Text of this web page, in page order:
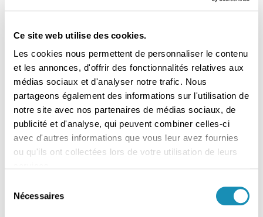
Ce site web utilise des cookies.
Les cookies nous permettent de personnaliser le contenu
et les annonces, d'offrir des fonctionnalités relatives aux
médias sociaux et d'analyser notre trafic. Nous
partageons également des informations sur l'utilisation de
notre site avec nos partenaires de médias sociaux, de
publicité et d'analyse, qui peuvent combiner celles-ci
avec d'autres informations que vous leur avez fournies
ou qu'ils ont collectées lors de votre utilisation de leurs
Nécessaires
SPONSORING
BESTinfo sponsor de Romain et
Manuel sur le Raid 4L Trophy